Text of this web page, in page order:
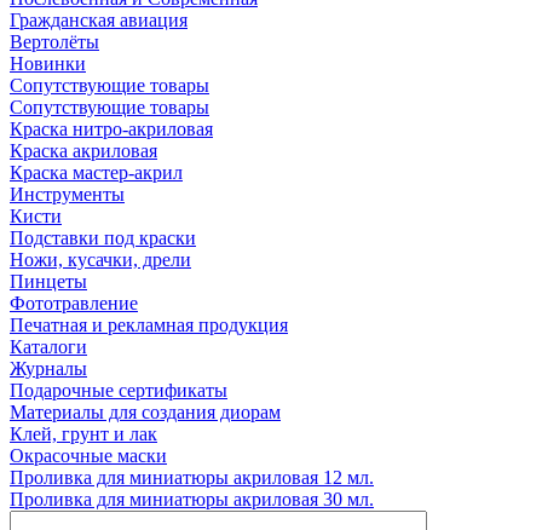
Гражданская авиация
Вертолёты
Новинки
Сопутствующие товары
Сопутствующие товары
Краска нитро-акриловая
Краска акриловая
Краска мастер-акрил
Инструменты
Кисти
Подставки под краски
Ножи, кусачки, дрели
Пинцеты
Фототравление
Печатная и рекламная продукция
Каталоги
Журналы
Подарочные сертификаты
Материалы для создания диорам
Клей, грунт и лак
Окрасочные маски
Проливка для миниатюры акриловая 12 мл.
Проливка для миниатюры акриловая 30 мл.